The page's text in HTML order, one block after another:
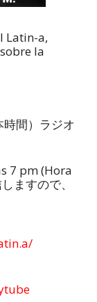
Latin-a,
la
間）ラジオ
7 pm (Hora
ますので、